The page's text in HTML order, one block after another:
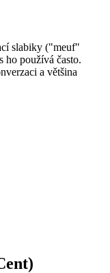
slabiky ("meuf"
používá často.
a většina